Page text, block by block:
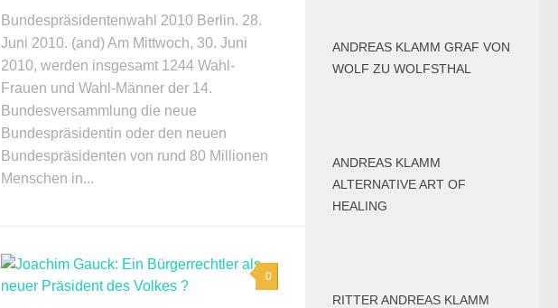
Bundespräsidentenwahl 2010 Berlin. 28.
Juni 2010. (and) Am Mittwoch, 30. Juni
2010, werden insgesamt 1244 Wahl-
Frauen und Wahl-Männer der 14.
Bundesversammlung die neue
Bundespräsidentin oder den neuen
Bundespräsidenten von rund 80 Millionen
Menschen in...
0
ANDREAS KLAMM GRAF VON
WOLF ZU WOLFSTHAL
ANDREAS KLAMM
ALTERNATIVE ART OF
HEALING
RITTER ANDREAS KLAMM